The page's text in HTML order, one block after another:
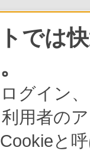
では
グイン
用者の
と